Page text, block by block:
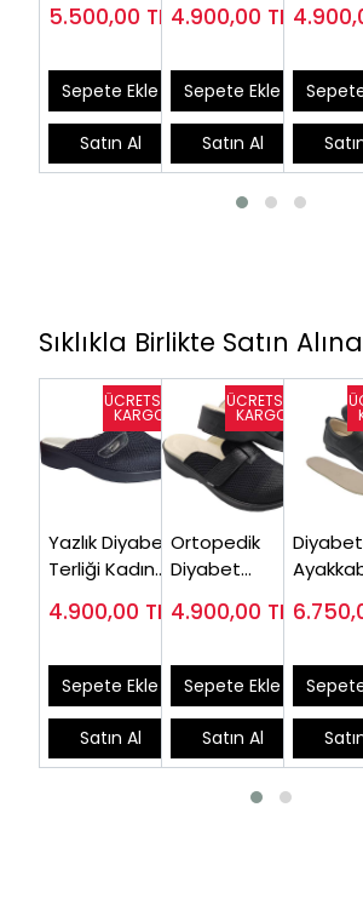
Terlik
5.500,00 TL
Sepete Ekle
Satın Al
ODT160J
4.900,00 TL
Sepete Ekle
Satın Al
Sıklıkla Birlikte Satın
Yazlık Diyabet
Terliği Kadın
4.900,00 TL
Sepete Ekle
Satın Al
Ortopedik
Diyabet
Yazlık
4.900,00 TL
Sepete Ekle
Satın Al
OD01S (